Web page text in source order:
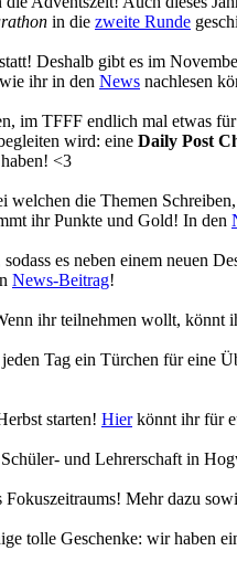
in die zweite Runde
Deshalb gibt es im
ihr in den News nachlesen
im TFFF endlich mal etwas
wird: eine Daily Post
<3
welchen die Themen
ihr Punkte und Gold! In den
es neben einem neuen
News-Beitrag!
ihr teilnehmen wollt, könnt
Tag ein Türchen für eine
starten! Hierkönnt ihr für
und Lehrerschaft in
Fokuszeitraums! Mehr dazu
tolle Geschenke: wir haben